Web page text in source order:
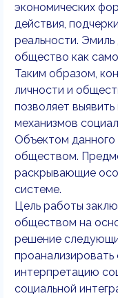
экономических
действия,
реальности.
общество как
Таким образом,
личности и
позволяет
механизмов
Объектом данного
обществом.
раскрывающие
системе.
Цель работы
обществом на
решение
интерпретацию
социальной